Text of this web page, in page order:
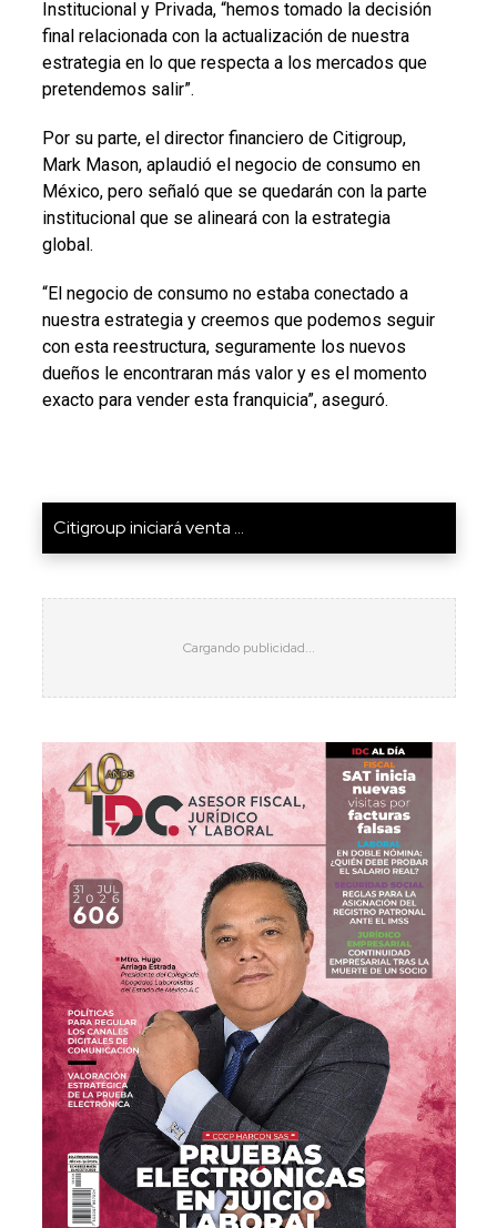
Institucional y Privada, “hemos tomado la decisión
final relacionada con la actualización de nuestra
estrategia en lo que respecta a los mercados que
pretendemos salir”.
Por su parte, el director financiero de Citigroup,
Mark Mason, aplaudió el negocio de consumo en
México, pero señaló que se quedarán con la parte
institucional que se alineará con la estrategia
global.
“El negocio de consumo no estaba conectado a
nuestra estrategia y creemos que podemos seguir
con esta reestructura, seguramente los nuevos
dueños le encontraran más valor y es el momento
exacto para vender esta franquicia”, aseguró.
Citigroup iniciará venta ...